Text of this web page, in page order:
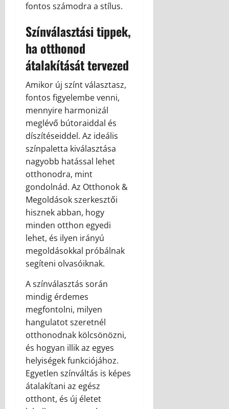
fontos számodra a stílus.
Színválasztási tippek,
ha otthonod
átalakítását tervezed
Amikor új színt választasz,
fontos figyelembe venni,
mennyire harmonizál
meglévő bútoraiddal és
díszítéseiddel. Az ideális
színpaletta kiválasztása
nagyobb hatással lehet
otthonodra, mint
gondolnád. Az Otthonok &
Megoldások szerkesztői
hisznek abban, hogy
minden otthon egyedi
lehet, és ilyen irányú
megoldásokkal próbálnak
segíteni olvasóiknak.
A színválasztás során
mindig érdemes
megfontolni, milyen
hangulatot szeretnél
otthonodnak kölcsönözni,
és hogyan illik az egyes
helyiségek funkciójához.
Egyetlen színváltás is képes
átalakítani az egész
otthont, és új életet